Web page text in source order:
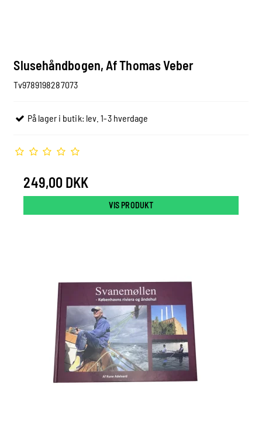
Slusehåndbogen, Af Thomas Veber
Tv9789198287073
På lager i butik: lev. 1-3 hverdage
249,00 DKK
VIS PRODUKT